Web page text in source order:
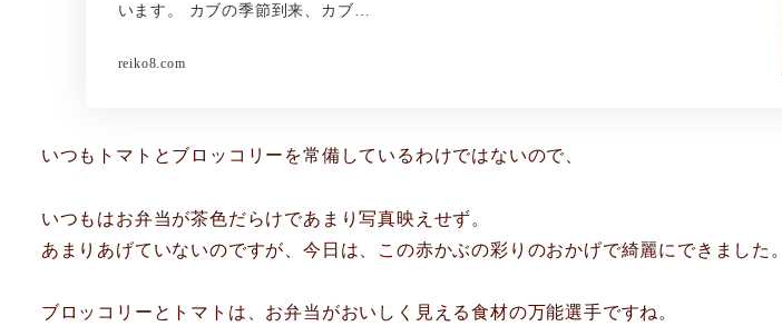
います。 カブの季節到来、カブ…
reiko8.com
いつもトマトとブロッコリーを常備しているわけではないので、
いつもはお弁当が茶色だらけであまり写真映えせず。
あまりあげていないのですが、今日は、この赤かぶの彩りのおかげで綺麗にできました。
ブロッコリーとトマトは、お弁当がおいしく見える食材の万能選手ですね。